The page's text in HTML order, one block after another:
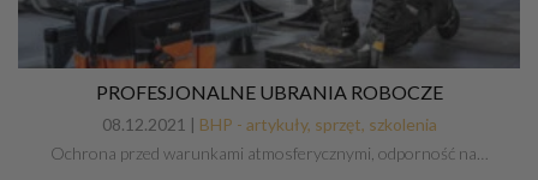
PROFESJONALNE UBRANIA ROBOCZE
08.12.2021 | BHP - artykuły, sprzęt, szkolenia
Ochrona przed warunkami atmosferycznymi, odporność na…